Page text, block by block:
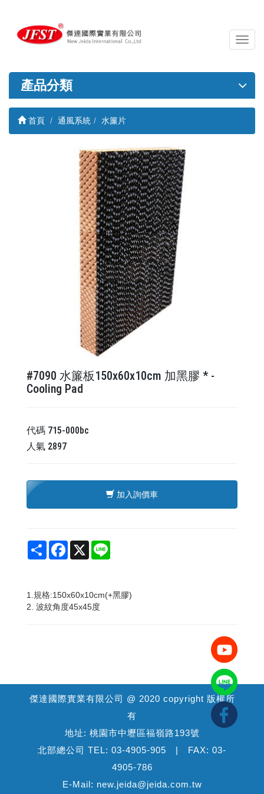
導
覽
關
產品分類
首頁 通風系統 水簾片
#7090 水簾板150x60x10cm 加黑膠 * -
Cooling Pad
代碼 715-000bc
人氣 2897
加入詢價車
Share Facebook
X
1.規格:150x60x10cm(+黑膠)
2. 波紋角度45x45度
傑達國際實業有限公司 @ 2020 copyright 版權所
有
地址: 桃園市中壢區福嶺路193號
北部總公司 TEL: 03-4905-905 | FAX: 03-
4905-786
E-Mail: new.jeida@jeida.com.tw